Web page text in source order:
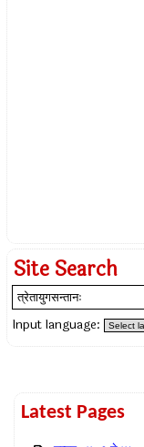
Site Search
Input language:
Latest Pages